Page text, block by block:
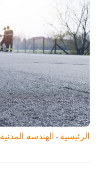
الرئيسية - الهندسة المدنية